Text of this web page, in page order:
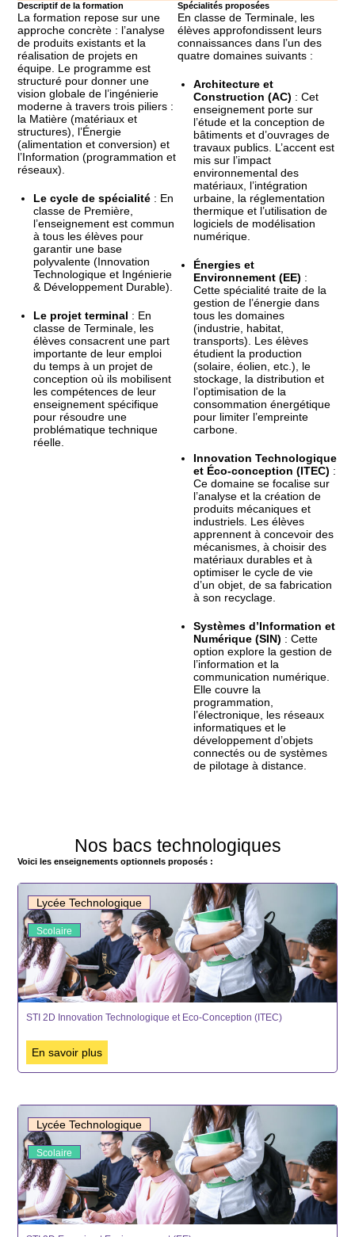
Descriptif de la formation
La formation repose sur une
approche concrète : l’analyse
de produits existants et la
réalisation de projets en
équipe. Le programme est
structuré pour donner une
vision globale de l’ingénierie
moderne à travers trois piliers :
la Matière (matériaux et
structures), l’Énergie
(alimentation et conversion) et
l’Information (programmation et
réseaux).
Le cycle de spécialité : En
classe de Première,
l’enseignement est commun
à tous les élèves pour
garantir une base
polyvalente (Innovation
Technologique et Ingénierie
& Développement Durable).
Le projet terminal : En
classe de Terminale, les
élèves consacrent une part
importante de leur emploi
du temps à un projet de
conception où ils mobilisent
les compétences de leur
enseignement spécifique
pour résoudre une
problématique technique
réelle.
Spécialités proposées
En classe de Terminale, les
élèves approfondissent leurs
connaissances dans l’un des
quatre domaines suivants :
Architecture et
Construction (AC) : Cet
enseignement porte sur
l’étude et la conception de
bâtiments et d’ouvrages de
travaux publics. L’accent est
mis sur l’impact
environnemental des
matériaux, l’intégration
urbaine, la réglementation
thermique et l’utilisation de
logiciels de modélisation
numérique.
Énergies et
Environnement (EE) :
Cette spécialité traite de la
gestion de l’énergie dans
tous les domaines
(industrie, habitat,
transports). Les élèves
étudient la production
(solaire, éolien, etc.), le
stockage, la distribution et
l’optimisation de la
consommation énergétique
pour limiter l’empreinte
carbone.
Innovation Technologique
et Éco-conception (ITEC) :
Ce domaine se focalise sur
l’analyse et la création de
produits mécaniques et
industriels. Les élèves
apprennent à concevoir des
mécanismes, à choisir des
matériaux durables et à
optimiser le cycle de vie
d’un objet, de sa fabrication
à son recyclage.
Systèmes d’Information et
Numérique (SIN) : Cette
option explore la gestion de
l’information et la
communication numérique.
Elle couvre la
programmation,
l’électronique, les réseaux
informatiques et le
développement d’objets
connectés ou de systèmes
de pilotage à distance.
Nos bacs technologiques
Voici les enseignements optionnels proposés :
Lycée Technologique
Scolaire
STI 2D Innovation Technologique et Eco-Conception (ITEC)
En savoir plus
Lycée Technologique
Scolaire